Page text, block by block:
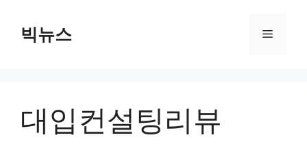
빅뉴스 메
대입컨설팅리뷰